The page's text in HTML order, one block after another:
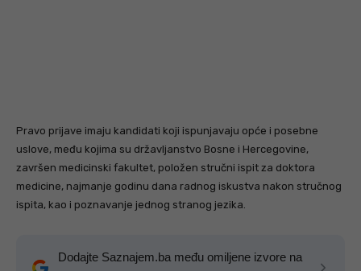
Pravo prijave imaju kandidati koji ispunjavaju opće i posebne
uslove, među kojima su državljanstvo Bosne i Hercegovine,
završen medicinski fakultet, položen stručni ispit za doktora
medicine, najmanje godinu dana radnog iskustva nakon stručnog
ispita, kao i poznavanje jednog stranog jezika.
Dodajte Saznajem.ba među omiljene izvore na